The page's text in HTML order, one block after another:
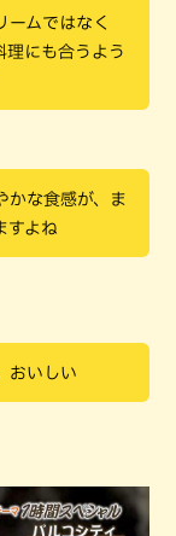
ームではなく
理にも合うよう
かな食感が、ま
すよね
おいしい